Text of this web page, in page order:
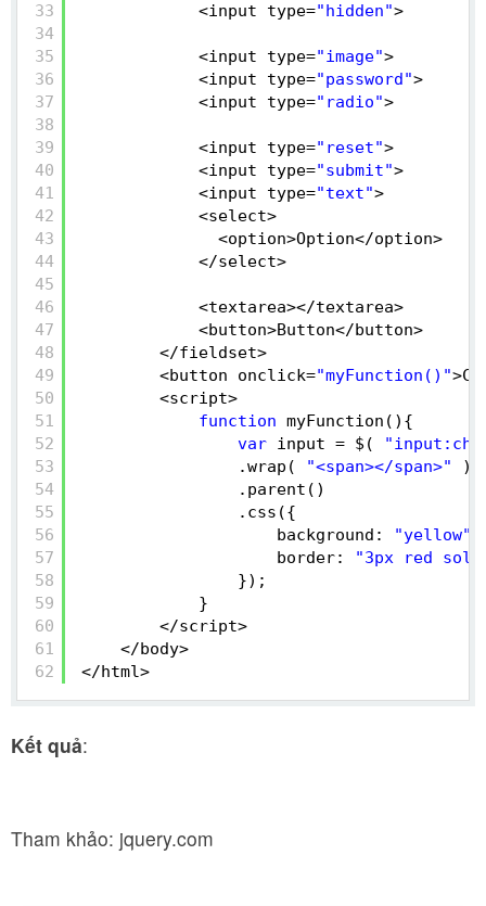
33
34
35
36
37
38
39
40
41
42
43
44
45
46
47
48
49
50
51
52
53
54
55
56
57
58
59
60
61
62
<input type="hidden">
<input type="image">
<input type="password">
<input type="radio">
<input type="reset">
<input type="submit">
<input type="text">
<select>
<option>Option</option>
</select>
<textarea></textarea>
<button>Button</button>
</fieldset>
<button onclick="myFunction()"
<script>
function myFunction(){
var input = $(
.wrap(
"<span></span>"
)
.parent()
.css({
background:
"yellow"
border:
"3px red
});
}
</script>
</body>
</html>
Kết quả:
Tham khảo: jquery.com